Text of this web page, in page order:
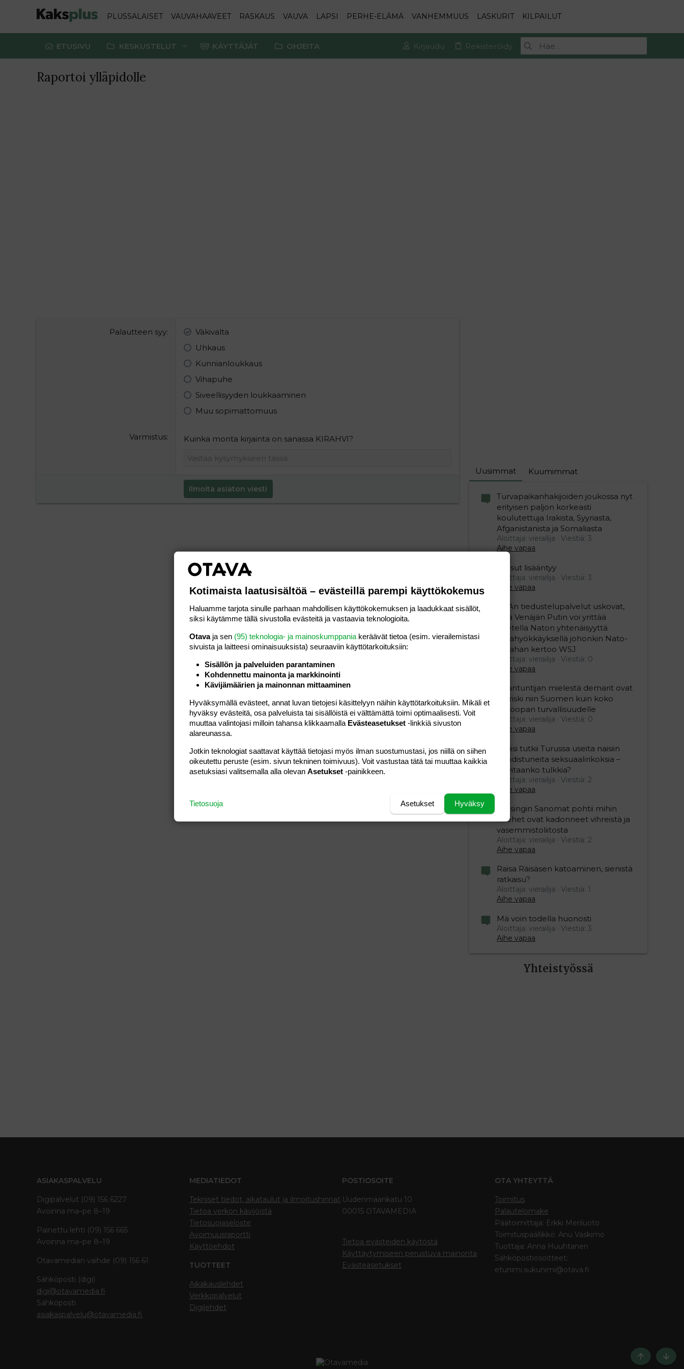
PLUSSALAISET VAUVAHAAVEET RASKAUS VAUVA LAPSI PERHE-ELÄMÄ VANHEMMUUS LASKURIT KILPAILUT
ETUSIVU KESKUSTELUT KÄYTTÄJÄT OHJEITA Kirjaudu Rekisteröidy
Raportoi ylläpidolle
Palautteen syy
Väkivalta
Uhkaus
Kunnianloukkaus
Vihapuhe
Siveellisyyden loukkaaminen
Muu sopimattomuus
Varmistus Kuinka monta kirjainta on sanassa KIRAHVI?
Ilmoita asiaton viesti
Uusimmat Kuumimmat
Turvapaikanhakijoiden joukossa nyt
erityisen paljon korkeasti
koulutettuja Irakista, Syyriasta,
Afganistanista ja Somaliasta
Aloittaja: vierailija
Viestiä: 3
Aihe vapaa
Persut lisääntyy
Aloittaja: vierailija
Viestiä: 3
Aihe vapaa
USAn tiedustelupalvelut uskovat,
että Venäjän Putin voi yrittää
koetella Naton yhtenäisyyttä
maahyökkäyksellä johonkin Nato-
maahan kertoo WSJ
Aloittaja: vierailija
Viestiä: 0
Aihe vapaa
Asiantuntijan mielestä demarit ovat
iso riski niin Suomen kuin koko
Euroopan turvallisuudelle
Aloittaja: vierailija
Viestiä: 0
Aihe vapaa
Poliisi tutkii Turussa useita naisiin
kohdistuneita seksuaalirikoksia –
tarvitaanko tulkkia?
Aloittaja: vierailija
Viestiä: 2
Aihe vapaa
Helsingin Sanomat pohtii mihin
miehet ovat kadonneet vihreistä ja
vasemmistoliitosta
Aloittaja: vierailija
Viestiä: 2
Aihe vapaa
Raisa Räisäsen katoaminen, sienistä
ratkaisu?
Aloittaja: vierailija
Viestiä: 1
Aihe vapaa
Mä voin todella huonosti
Aloittaja: vierailija
Viestiä: 3
Aihe vapaa
Yhteistyössä
ASIAKASPALVELU
Digipalvelut (09) 156 6227
Avoinna ma–pe 8–19
Painettu lehti (09) 156 665
Avoinna ma–pe 8–19
Otavamedian vaihde (09) 156 61
Sähköposti (digi)
digi@otavamedia.fi
Sähköposti
asiakaspalvelu@otavamedia.fi
MEDIATIEDOT
Tekniset tiedot, aikataulut ja ilmoitushinnat
Tietoa verkon kävijöistä
Tietosuojaseloste
Avoimuusraportti
Käyttöehdot
TUOTTEET
Aikakauslehdet
Verkkopalvelut
Digilehdet
POSTIOSOITE
Uudenmaankatu 10
00015 OTAVAMEDIA
Tietoa evästeiden käytöstä
Käyttäytymiseen perustuva mainonta
Evästeasetukset
OTA YHTEYTTÄ
Toimitus
Palautelomake
Päätoimittaja: Erkki Meriluoto
Toimituspäällikkö: Anu Vaskimo
Tuottaja: Anna Huuhtanen
Sähköpostiosoitteet:
etunimi.sukunimi@otava.fi
Ylös
Kotimaista laatusisältöä – evästeillä parempi käyttökokemus
Haluamme tarjota sinulle parhaan mahdollisen käyttökokemuksen ja laadukkaat sisällöt,
siksi käytämme tällä sivustolla evästeitä ja vastaavia teknologioita.
Otavaja sen (95) teknologia- ja mainoskumppania keräävät tietoa (esim. vierailemis­tasi
sivuista ja laitteesi ominaisuuk­sista) seuraaviin käyttötarkoituksiin:
Sisällön ja palveluiden parantaminen
Kohdennettu mainonta ja markkinointi
Kävijämäärien ja mainonnan mittaaminen
Hyväksymällä evästeet, annat luvan tietojesi käsittelyyn näihin käyttötarkoituksiin. Mikäli et
hyväksy evästeitä, osa palveluista tai sisällöistä ei välttämättä toimi optimaalisesti. Voit
muuttaa valintojasi milloin tahansa klikkaamalla Evästeasetukset -linkkiä sivuston
alareunassa.
Jotkin teknologiat saattavat käyttää tietojasi myös ilman suostumustasi, jos niillä on siihen
oikeutettu peruste (esim. sivun tekninen toimivuus). Voit vastustaa tätä tai muuttaa kaikkia
asetuksiasi valitsemalla alla olevan Asetukset -painikkeen.
Hyväksy
Asetukset
Tietosuoja